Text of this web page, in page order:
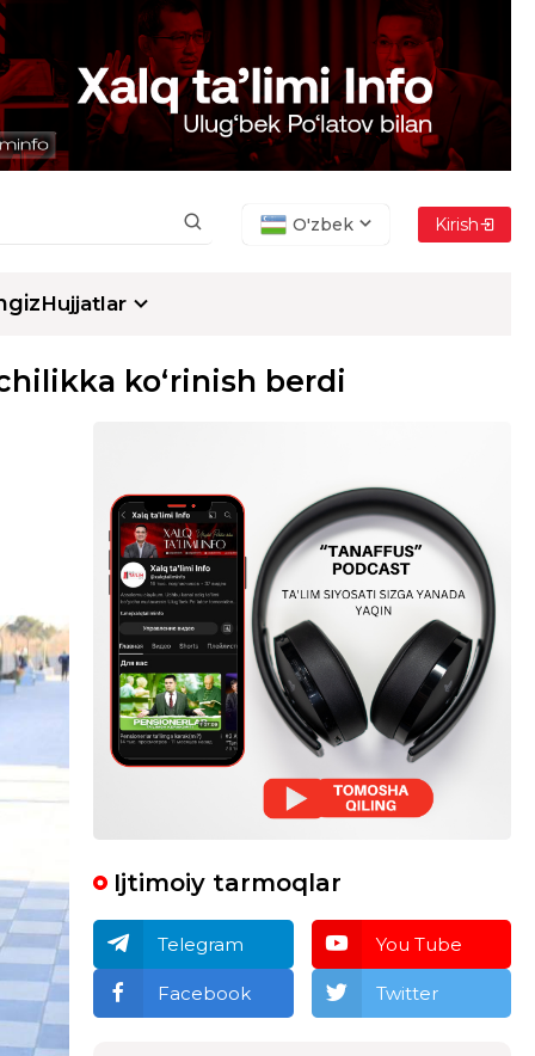
O'zbek Kirish
Hujjatlar
ko‘rinish berdi
Ijtimoiy tarmoqlar
Telegram You Tube
Facebook Twitter